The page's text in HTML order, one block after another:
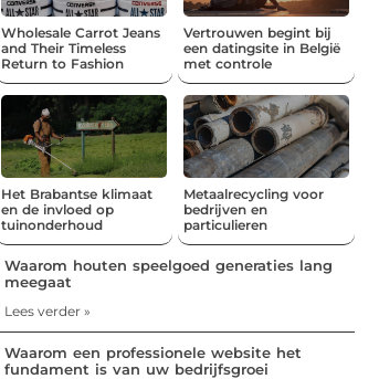
Wholesale Carrot Jeans
and Their Timeless
Return to Fashion
Vertrouwen begint bij
een datingsite in België
met controle
Het Brabantse klimaat
en de invloed op
tuinonderhoud
Metaalrecycling voor
bedrijven en
particulieren
Waarom houten speelgoed generaties lang
meegaat
Lees verder »
Waarom een professionele website het
fundament is van uw bedrijfsgroei